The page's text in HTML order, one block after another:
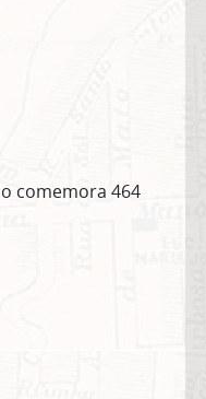
comemora 464